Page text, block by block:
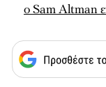
ο Sam Altman